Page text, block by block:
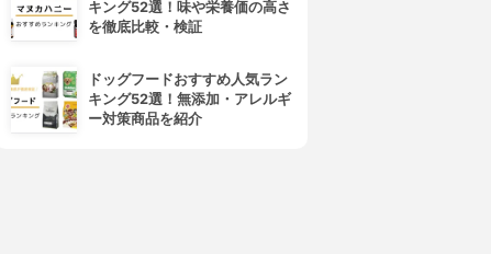
エアーフィットCCクリーム
3.77(7)
ミネラルCCクリーム
キング52選！味や栄養価の高さ
を徹底比較・検証
ドッグフードおすすめ人気ラン
キング52選！無添加・アレルギ
ー対策商品を紹介